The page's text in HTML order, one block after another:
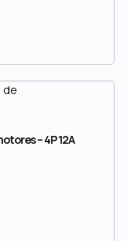
– 4P 12A